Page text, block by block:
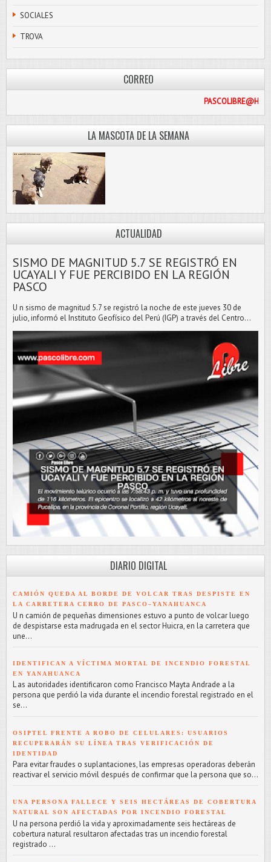
SOCIALES
TROVA
CORREO
LA MASCOTA DE LA SEMANA
ACTUALIDAD
SISMO DE MAGNITUD 5.7 SE REGISTRÓ EN
UCAYALI Y FUE PERCIBIDO EN LA REGIÓN
PASCO
U n sismo de magnitud 5.7 se registró la noche de este jueves 30 de
julio, informó el Instituto Geofísico del Perú (IGP) a través del Centro...
DIARIO DIGITAL
CAMIÓN QUEDA AL BORDE DE VOLCAR TRAS DESPISTE EN
LA CARRETERA CERRO DE PASCO–YANAHUANCA
U n camión de pequeñas dimensiones estuvo a punto de volcar luego
de despistarse esta madrugada en el sector Huicra, en la carretera que
une...
IDENTIFICAN A VÍCTIMA MORTAL DE INCENDIO FORESTAL
EN YANAHUANCA
L as autoridades identificaron como Francisco Mayta Andrade a la
persona que perdió la vida durante el incendio forestal registrado en el
se...
OSIPTEL FRENTE A ROBO DE CELULARES: USUARIOS
RECUPERARÁN SU LÍNEA TRAS VERIFICACIÓN DE
IDENTIDAD
Para evitar fraudes o suplantaciones, las empresas operadoras deberán
reactivar el servicio móvil después de confirmar que la persona que so...
UNA PERSONA FALLECE Y SEIS HECTÁREAS DE COBERTURA
NATURAL SON AFECTADAS POR INCENDIO FORESTAL
U na persona perdió la vida y aproximadamente seis hectáreas de
cobertura natural resultaron afectadas tras un incendio forestal
registrado ...